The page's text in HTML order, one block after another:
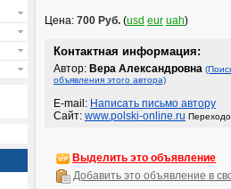
Цена: 700 Руб. (usd eur uah)
Контактная информация:
Автор: Вера Александровна
объявления этого автора)
E-mail: Написать письмо автору
Сайт: www.polski-online.ru
Выделить это объявление
Добавить это объявление в